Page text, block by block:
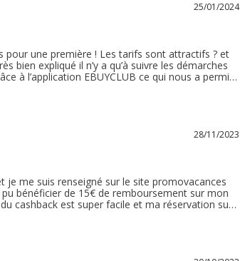
25/01/2024
pour une première ! Les tarifs sont attractifs ? et
bien expliqué il n’y a qu’à suivre les démarches
à l’application EBUYCLUB ce qui nous a permis
! ! Site sécurisé avec de très bon avis ce qui
28/11/2023
me suis renseigné sur le site promovacances
bénéficier de 15€ de remboursement sur mon
cashback est super facile et ma réservation sur
du cashback a été faite une fois mon voyage